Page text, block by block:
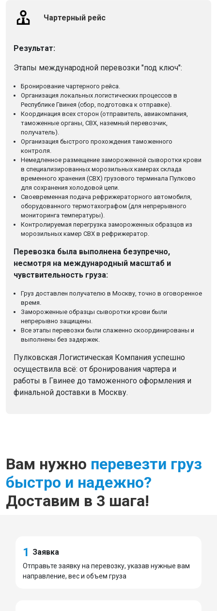
Чартерный рейс
Результат:
Этапы международной перевозки "под ключ":
Бронирование чартерного рейса.
Организация локальных логистических процессов в
Республике Гвинея (сбор, подготовка к отправке).
Координация всех сторон (отправитель, авиакомпания,
таможенные органы, СВХ, наземный перевозчик,
получатель).
Организация быстрого прохождения таможенного
контроля.
Немедленное размещение замороженной сыворотки крови
в специализированных морозильных камерах склада
временного хранения (СВХ) грузового терминала Пулково
для сохранения холодовой цепи.
Своевременная подача рефрижераторного автомобиля,
оборудованного термотахографом (для непрерывного
мониторинга температуры).
Контролируемая перегрузка замороженных образцов из
морозильных камер СВХ в рефрижератор.
Перевозка была выполнена безупречно,
несмотря на международный масштаб и
чувствительность груза:
Груз доставлен получателю в Москву, точно в оговоренное
время.
Замороженные образцы сыворотки крови были
непрерывно защищены.
Все этапы перевозки были слаженно скоординированы и
выполнены без задержек.
Пулковская Логистическая Компания успешно
осуществила всё: от бронирования чартера и
работы в Гвинее до таможенного оформления и
финальной доставки в Москву.
Вам нужно перевезти груз
быстро и надежно?
Доставим в 3 шага!
1 Заявка
Отправьте заявку на перевозку, указав нужные вам
направление, вес и объем груза